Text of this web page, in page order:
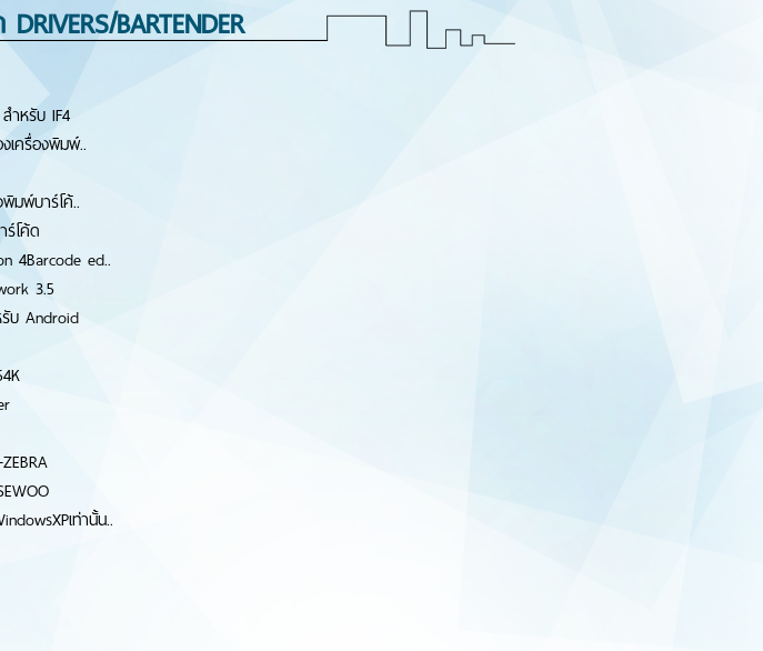
BARTENDER
ำหรับ IF4
เครื่องพิมพ์..
มพ์บาร์โค้..
โค้ด
4Barcode ed..
3.5
บ Android
เท่านั้น..